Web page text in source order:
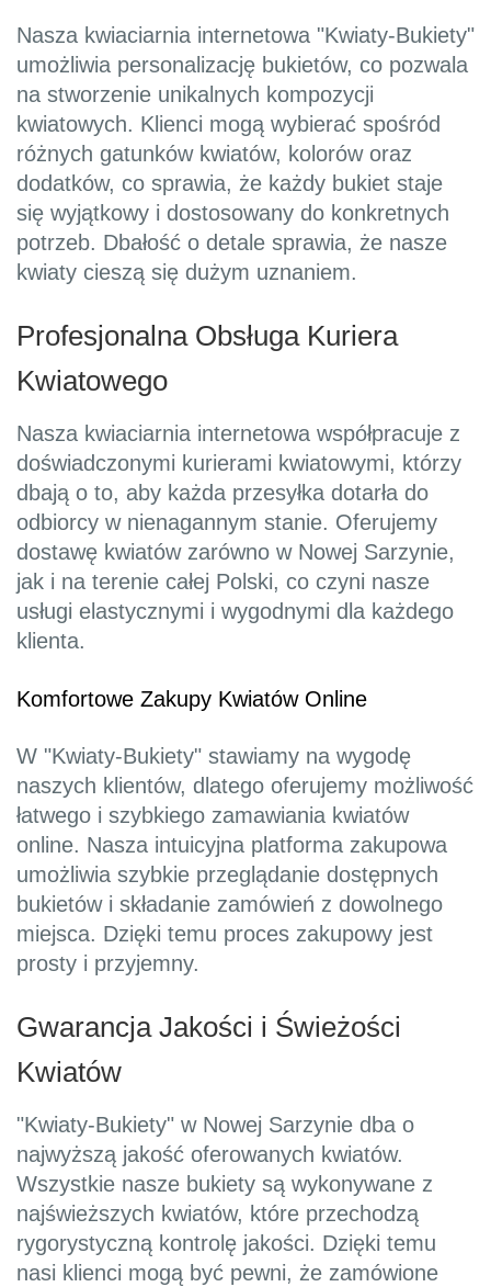
Nasza kwiaciarnia internetowa "Kwiaty-Bukiety"
umożliwia personalizację bukietów, co pozwala
na stworzenie unikalnych kompozycji
kwiatowych. Klienci mogą wybierać spośród
różnych gatunków kwiatów, kolorów oraz
dodatków, co sprawia, że każdy bukiet staje
się wyjątkowy i dostosowany do konkretnych
potrzeb. Dbałość o detale sprawia, że nasze
kwiaty cieszą się dużym uznaniem.
Profesjonalna Obsługa Kuriera
Kwiatowego
Nasza kwiaciarnia internetowa współpracuje z
doświadczonymi kurierami kwiatowymi, którzy
dbają o to, aby każda przesyłka dotarła do
odbiorcy w nienagannym stanie. Oferujemy
dostawę kwiatów zarówno w Nowej Sarzynie,
jak i na terenie całej Polski, co czyni nasze
usługi elastycznymi i wygodnymi dla każdego
klienta.
Komfortowe Zakupy Kwiatów Online
W "Kwiaty-Bukiety" stawiamy na wygodę
naszych klientów, dlatego oferujemy możliwość
łatwego i szybkiego zamawiania kwiatów
online. Nasza intuicyjna platforma zakupowa
umożliwia szybkie przeglądanie dostępnych
bukietów i składanie zamówień z dowolnego
miejsca. Dzięki temu proces zakupowy jest
prosty i przyjemny.
Gwarancja Jakości i Świeżości
Kwiatów
"Kwiaty-Bukiety" w Nowej Sarzynie dba o
najwyższą jakość oferowanych kwiatów.
Wszystkie nasze bukiety są wykonywane z
najświeższych kwiatów, które przechodzą
rygorystyczną kontrolę jakości. Dzięki temu
nasi klienci mogą być pewni, że zamówione